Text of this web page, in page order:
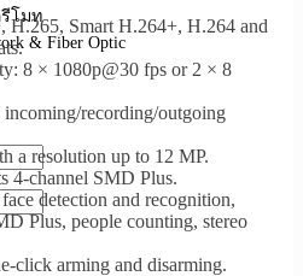
โมท
& Fiber Optic
H.265, Smart H.264+, H.264 and
8 × 1080p@30 fps or 2 × 8
recording/outgoing
a resolution up to 12 MP.
4-channel SMD Plus.
detection and recognition,
Plus, people counting, stereo
click arming and disarming.